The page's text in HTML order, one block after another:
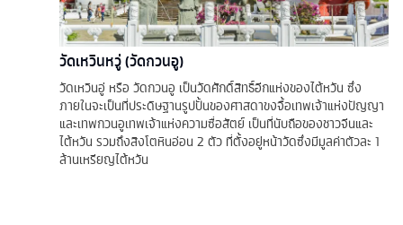
วัดเหวินหวู่ (วัดกวนอู)
วัดเหวินอู่ หรือ วัดกวนอู เป็นวัดศักดิ์สิทธิ์อีกแห่งของไต้หวัน ซึ่ง
ภายในจะเป็นที่ประดิษฐานรูปปั้นของศาสดาขงจื้อเทพเจ้าแห่งปัญญา
และเทพกวนอูเทพเจ้าแห่งความซื่อสัตย์ เป็นที่นับถือของชาวจีนและ
ไต้หวัน รวมถึงสิงโตหินอ่อน 2 ตัว ที่ตั้งอยู่หน้าวัดซึ่งมีมูลค่าตัวละ 1
ล้านเหรียญไต้หวัน